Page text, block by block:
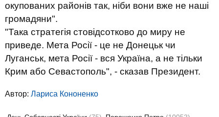
окупованих районів так, ніби вони вже не наші
громадяни".
"Така стратегія стовідсотково до миру не
приведе. Мета Росії - це не Донецьк чи
Луганськ, мета Росії - вся Україна, а не тільки
Крим або Севастополь", - сказав Президент.
Автор: Лариса Кононенко